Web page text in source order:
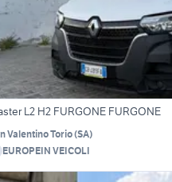
L2 H2 FURGONE FURGONE
Valentino Torio(SA)
EUROPEIN VEICOLI